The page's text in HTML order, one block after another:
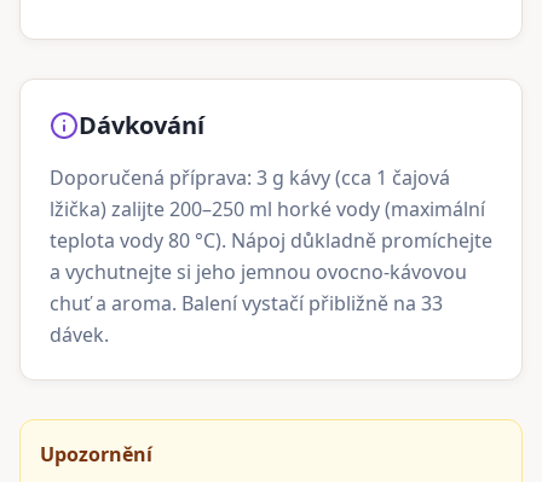
Dávkování
Doporučená příprava: 3 g kávy (cca 1 čajová
lžička) zalijte 200–250 ml horké vody (maximální
teplota vody 80 °C). Nápoj důkladně promíchejte
a vychutnejte si jeho jemnou ovocno-kávovou
chuť a aroma. Balení vystačí přibližně na 33
dávek.
Upozornění